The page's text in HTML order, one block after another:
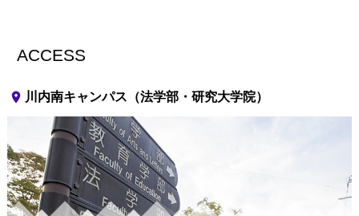
ACCESS
place 川内南キャンパス（法学部・研究大学院）